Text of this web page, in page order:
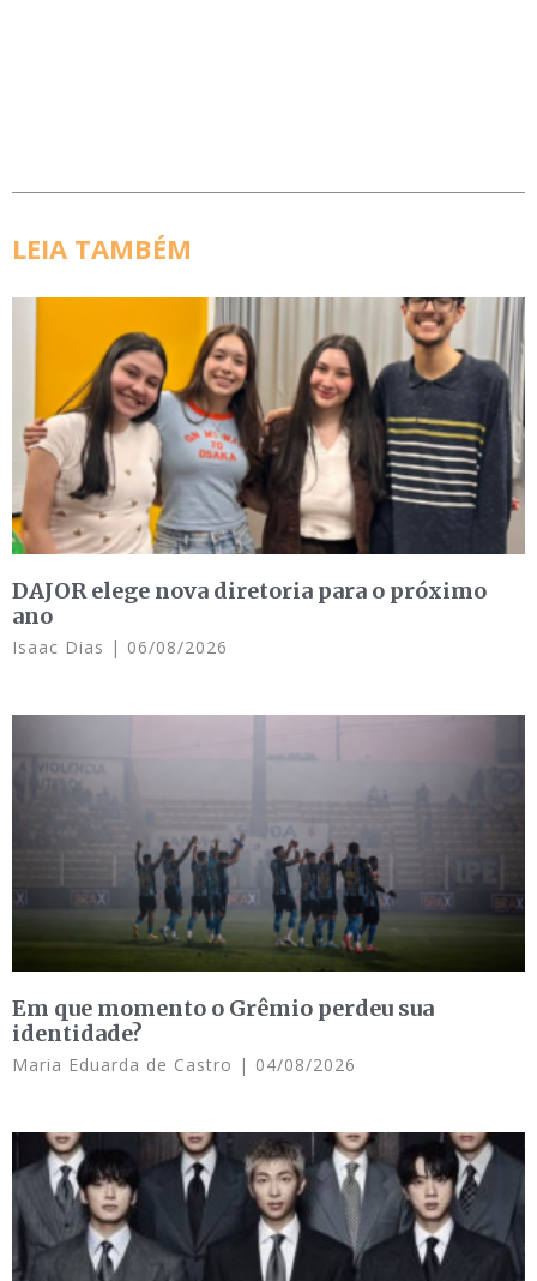
LEIA TAMBÉM
DAJOR elege nova diretoria para o próximo
ano
Isaac Dias 06/08/2026
Em que momento o Grêmio perdeu sua
identidade?
Maria Eduarda de Castro 04/08/2026